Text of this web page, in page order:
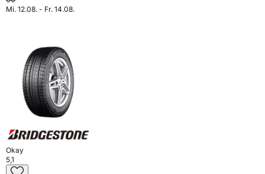
Mi. 12.08. - Fr. 14.08.
Okay
5,1